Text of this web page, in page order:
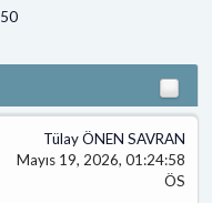
50
Tülay ÖNEN SAVRAN
Mayıs 19, 2026, 01:24:58
ÖS